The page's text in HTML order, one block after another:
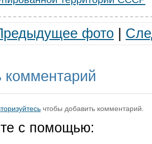
фото
комментарий
чтобы добавить комментарий.
с помощью: